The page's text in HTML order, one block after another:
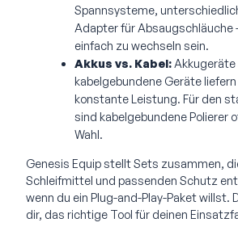
Spannsysteme,
Adapter für Absaugschläuche
einfach zu wechseln sein.
Akkus vs. Kabel: Akkugeräte
kabelgebundene Geräte
konstante Leistung. Für den
sind kabelgebundene Polierer
Wahl.
Genesis Equip stellt Sets zusammen,
Schleifmittel und passenden Schutz
wenn du ein Plug-and-Play-Paket willst.
dir, das richtige Tool für deinen